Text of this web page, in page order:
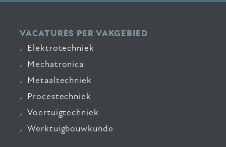
VACATURES PER VAKGEBIED
Elektrotechniek
Mechatronica
Metaaltechniek
Procestechniek
Voertuigtechniek
Werktuigbouwkunde